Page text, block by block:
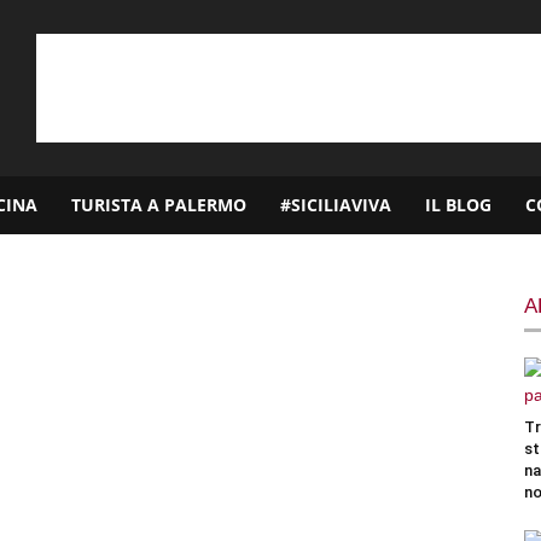
TURISTA A PALERMO #SICILIAVIVA IL BLOG